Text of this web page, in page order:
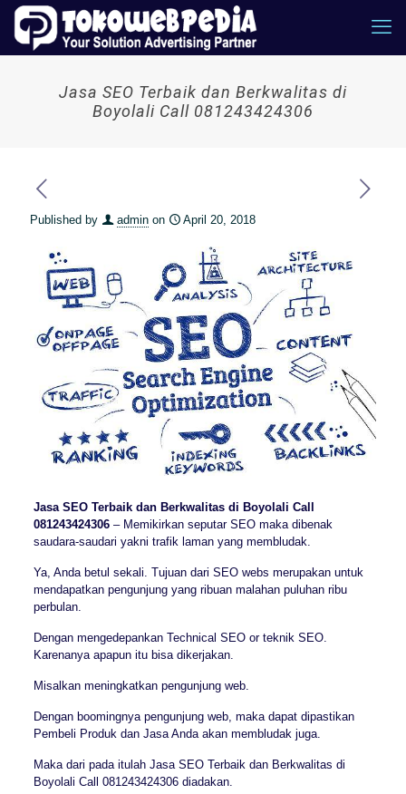
Jasa SEO Terbaik dan Berkwalitas di
Boyolali Call 081243424306
Published by admin on April 20, 2018
Jasa SEO Terbaik dan Berkwalitas di Boyolali Call
081243424306– Memikirkan seputar SEO maka dibenak
saudara-saudari yakni trafik laman yang membludak.
Ya, Anda betul sekali. Tujuan dari SEO webs merupakan untuk
mendapatkan pengunjung yang ribuan malahan puluhan ribu
perbulan.
Dengan mengedepankan Technical SEO or teknik SEO.
Karenanya apapun itu bisa dikerjakan.
Misalkan meningkatkan pengunjung web.
Dengan boomingnya pengunjung web, maka dapat dipastikan
Pembeli Produk dan Jasa Anda akan membludak juga.
Maka dari pada itulah Jasa SEO Terbaik dan Berkwalitas di
Boyolali Call 081243424306 diadakan.